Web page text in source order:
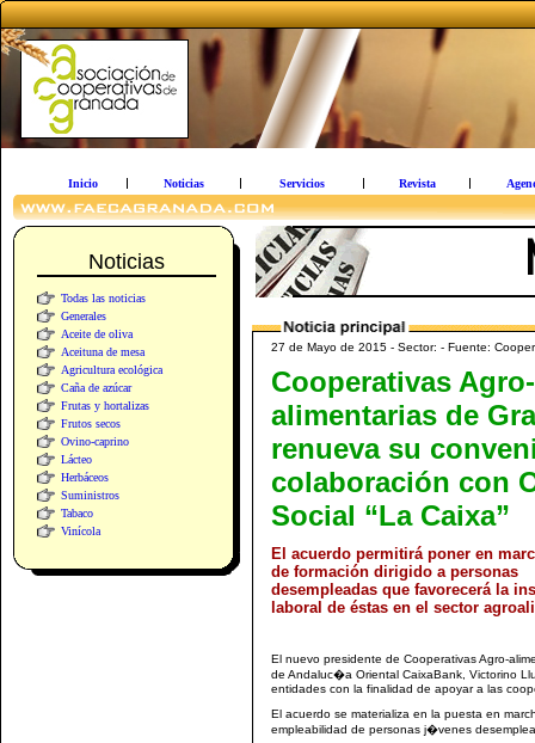
Inicio Noticias Servicios Revista
Noticias
Todas las noticias
Generales
Aceite de oliva
Aceituna de mesa
Agricultura ecológica
Caña de azúcar
Frutas y hortalizas
Frutos secos
Ovino-caprino
Lácteo
Herbáceos
Suministros
Tabaco
Vinícola
27 de Mayo de 2015 - Sector: - Fuente:
Cooperativas Agro-
alimentarias de
renueva su
colaboración con
Social “La Caixa”
El acuerdo permitirá poner en
de formación dirigido a personas
desempleadas que favorecerá la
laboral de éstas en el sector
El nuevo presidente de Cooperativas Agro-
de Andaluc�a Oriental CaixaBank, Victorino
entidades con la finalidad de apoyar a las
El acuerdo se materializa en la puesta en
empleabilidad de personas j�venes